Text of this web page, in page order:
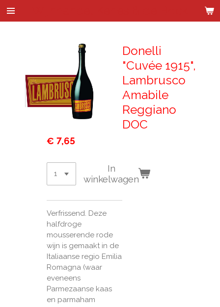
Ga
direct
Donelli
"Cuvée 1915",
Lambrusco
Amabile
Reggiano
DOC
€ 7,65
In
winkelwagen
Verfrissend. Deze
halfdroge
mousserende rode
wijn is gemaakt in de
Italiaanse regio Emilia
Romagna (waar
eveneens
Parmezaanse kaas
en parmaham